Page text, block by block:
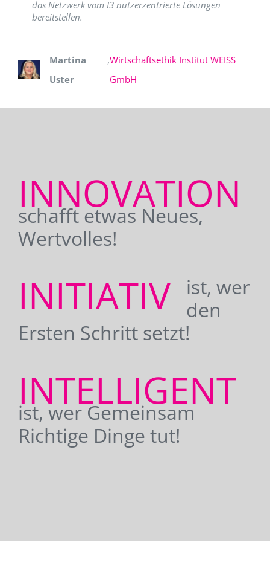
das Netzwerk vom I3 nutzerzentrierte Lösungen
bereitstellen.
Martina
Uster
,Wirtschaftsethik Institut WEISS
GmbH
INNOVATION
schafft etwas Neues,
Wertvolles!
INITIATIV
ist, wer
den
Ersten Schritt setzt!
INTELLIGENT
ist, wer Gemeinsam
Richtige Dinge tut!